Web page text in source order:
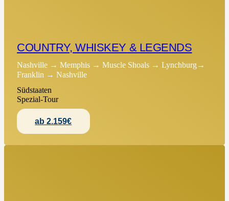
COUNTRY, WHISKEY & LEGENDS
Nashville → Memphis → Muscle Shoals → Lynchburg→
Franklin → Nashville
Südstaaten
Spezial-Tour
ab 2.159€